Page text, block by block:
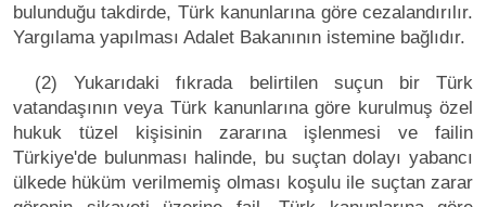
bulunduğu takdirde, Türk kanunlarına göre cezalandırılır.
Yargılama yapılması Adalet Bakanının istemine bağlıdır.
(2) Yukarıdaki fıkrada belirtilen suçun bir Türk
vatandaşının veya Türk kanunlarına göre kurulmuş özel
hukuk tüzel kişisinin zararına işlenmesi ve failin
Türkiye'de bulunması halinde, bu suçtan dolayı yabancı
ülkede hüküm verilmemiş olması koşulu ile suçtan zarar